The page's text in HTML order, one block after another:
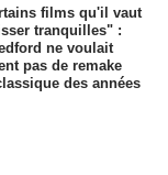
films qu'il vaut
tranquilles" :
ne voulait
pas de remake
des années